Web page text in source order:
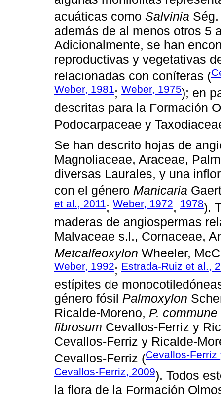
acuáticas como Salvinia
además de al menos otros 5
Adicionalmente, se han
reproductivas y vegetativas
relacionadas con coníferas (
Weber, 1981; Weber, 1975); en
descritas para la Formación
Podocarpaceae y
Se han descrito hojas de
Magnoliaceae, Araceae,
diversas Laurales, y una
con el género Manicaria
et al., 2011; Weber, 1972, 1978).
maderas de angiospermas
Malvaceae s.l., Cornaceae,
Metcalfeoxylon Wheeler,
Weber, 1992; Estrada-Ruiz et al.,
estípites de
género fósil Palmoxylon
Ricalde-Moreno, P. commune
fibrosum Cevallos-Ferriz y
Cevallos-Ferriz y Ricalde-
Cevallos-Ferriz (Cevallos-Ferriz
Cevallos-Ferriz, 2009). Todos
la flora de la Formación